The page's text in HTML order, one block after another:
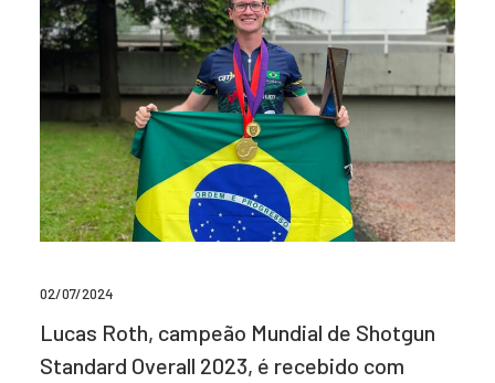
02/07/2024
Lucas Roth, campeão Mundial de Shotgun
Standard Overall 2023, é recebido com